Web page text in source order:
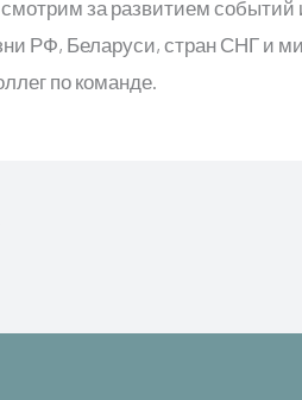
за развитием событий
РФ, Беларуси, стран СНГ и
по команде.